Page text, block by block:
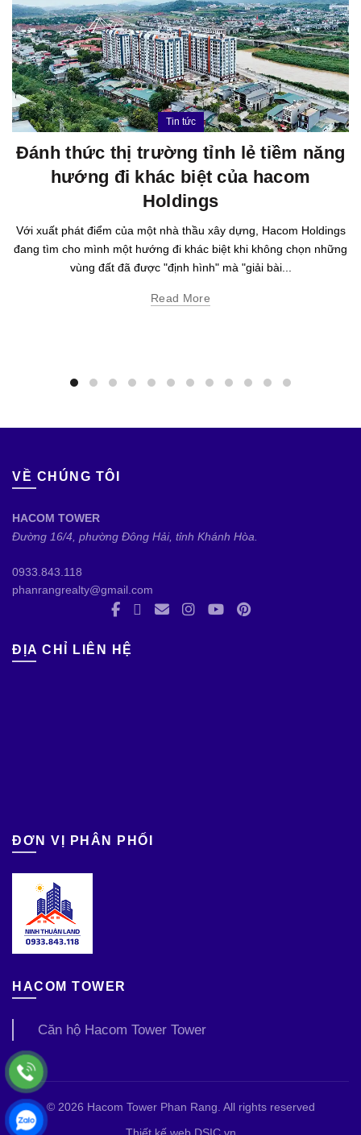
Tin tức
Đánh thức thị trường tỉnh lẻ tiềm năng
hướng đi khác biệt của hacom
Holdings
Với xuất phát điểm của một nhà thầu xây dựng, Hacom Holdings
đang tìm cho mình một hướng đi khác biệt khi không chọn những
vùng đất đã được "định hình" mà "giải bài...
Read More
VỀ CHÚNG TÔI
HACOM TOWER
Đường 16/4, phường Đông Hải, tỉnh Khánh Hòa.
0933.843.118
phanrangrealty@gmail.com
ĐỊA CHỈ LIÊN HỆ
ĐƠN VỊ PHÂN PHỐI
HACOM TOWER
Căn hộ Hacom Tower Tower
© 2026 Hacom Tower Phan Rang . All rights reserved
Thiết kế web DSIC.vn